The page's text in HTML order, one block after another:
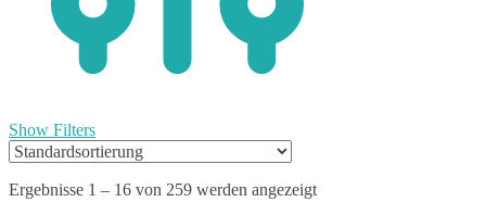
Show Filters
Ergebnisse 1 – 16 von 259 werden angezeigt